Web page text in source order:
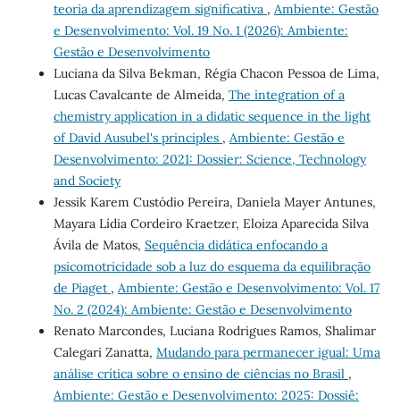
teoria da aprendizagem significativa , Ambiente: Gestão
e Desenvolvimento: Vol. 19 No. 1 (2026): Ambiente:
Gestão e Desenvolvimento
Luciana da Silva Bekman, Régia Chacon Pessoa de Lima,
Lucas Cavalcante de Almeida, The integration of a
chemistry application in a didatic sequence in the light
of David Ausubel's principles , Ambiente: Gestão e
Desenvolvimento: 2021: Dossier: Science, Technology
and Society
Jessik Karem Custódio Pereira, Daniela Mayer Antunes,
Mayara Lídia Cordeiro Kraetzer, Eloiza Aparecida Silva
Ávila de Matos, Sequência didática enfocando a
psicomotricidade sob a luz do esquema da equilibração
de Piaget , Ambiente: Gestão e Desenvolvimento: Vol. 17
No. 2 (2024): Ambiente: Gestão e Desenvolvimento
Renato Marcondes, Luciana Rodrigues Ramos, Shalimar
Calegari Zanatta, Mudando para permanecer igual: Uma
análise crítica sobre o ensino de ciências no Brasil ,
Ambiente: Gestão e Desenvolvimento: 2025: Dossiê: